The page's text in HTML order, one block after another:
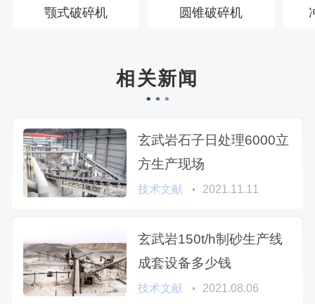
颚式破碎机 圆锥破碎机
相关新闻
玄武岩石子日处理6000立
方生产现场
技术文献 2021.11.11
玄武岩150t/h制砂生产线
成套设备多少钱
技术文献 2021.08.06